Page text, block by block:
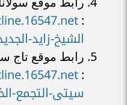
:
الشيخ-زايد-
رابط موقع تاج
:
سيتى-التجمع-